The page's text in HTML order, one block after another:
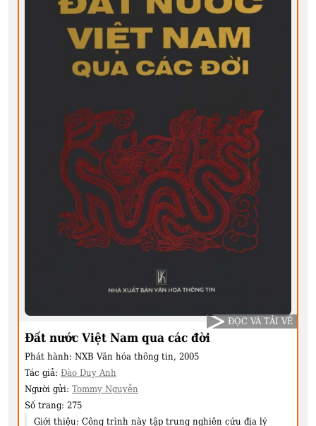
Đất nước Việt Nam qua các đời
Phát hành: NXB Văn hóa thông tin, 2005
Tác giả: Đào Duy Anh
Người gửi: Tommy Nguyễn
Số trang: 275
Giới thiệu: Công trình này tập trung nghiên cứu địa lý
ĐỌC VÀ TẢI VỀ